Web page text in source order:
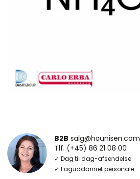
B2B salg@hounisen.com
Tlf. (+45) 86 21 08 00
✓ Dag til dag-afsendelse
✓ Faguddannet personale